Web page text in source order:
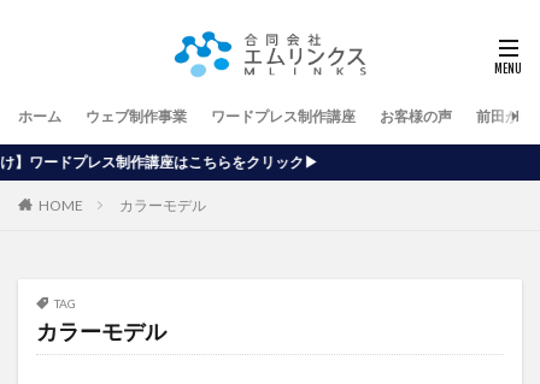
ホーム ウェブ制作事業 ワードプレス制作講座 お客様の声 前田が行
座はこちらをクリック▶
HOME カラーモデル
TAG
カラーモデル